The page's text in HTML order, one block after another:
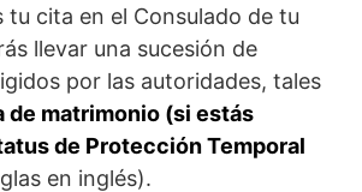
tu cita en el Consulado de tu
llevar una sucesión de
por las autoridades, tales
de matrimonio (si estás
de Protección Temporal
en inglés).